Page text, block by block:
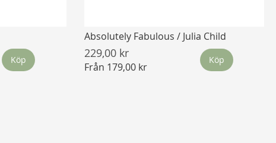
Köp
Absolutely Fabulous / Julia Child
229,00 kr
Från 179,00 kr
Köp